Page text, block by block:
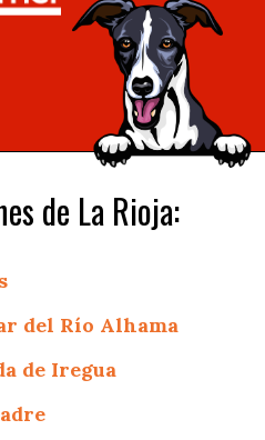
de La Rioja:
del Río Alhama
de Iregua